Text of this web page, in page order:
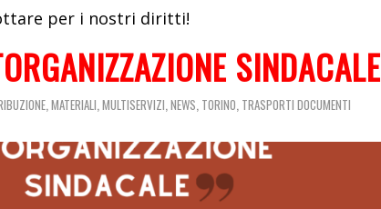
per i nostri diritti!
SINDACALE
, MATERIALI, MULTISERVIZI, NEWS, TORINO, TRASPORTI DOCUMENTI